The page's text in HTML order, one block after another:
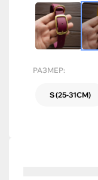
РАЗМЕР:
S (25-31СМ)